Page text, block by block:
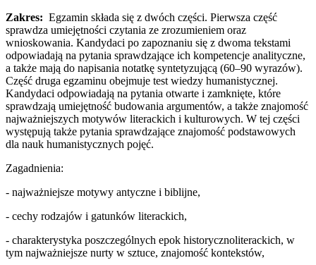
Zakres: Egzamin składa się z dwóch części. Pierwsza część
sprawdza umiejętności czytania ze zrozumieniem oraz
wnioskowania. Kandydaci po zapoznaniu się z dwoma tekstami
odpowiadają na pytania sprawdzające ich kompetencje analityczne,
a także mają do napisania notatkę syntetyzującą (60–90 wyrazów).
Część druga egzaminu obejmuje test wiedzy humanistycznej.
Kandydaci odpowiadają na pytania otwarte i zamknięte, które
sprawdzają umiejętność budowania argumentów, a także znajomość
najważniejszych motywów literackich i kulturowych. W tej części
występują także pytania sprawdzające znajomość podstawowych
dla nauk humanistycznych pojęć.
Zagadnienia:
- najważniejsze motywy antyczne i biblijne,
- cechy rodzajów i gatunków literackich,
- charakterystyka poszczególnych epok historycznoliterackich, w
tym najważniejsze nurty w sztuce, znajomość kontekstów,